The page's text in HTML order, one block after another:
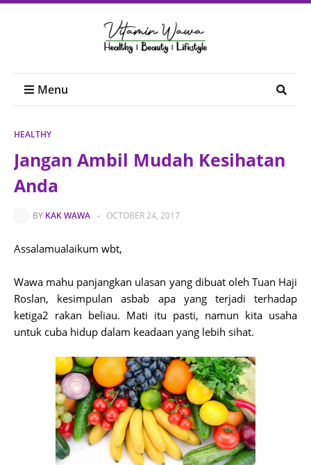
Menu
HEALTHY
Jangan Ambil Mudah Kesihatan
Anda
BY KAK WAWA - OCTOBER 24, 2017
Assalamualaikum wbt,
Wawa mahu panjangkan ulasan yang dibuat oleh Tuan Haji
Roslan, kesimpulan asbab apa yang terjadi terhadap
ketiga2 rakan beliau. Mati itu pasti, namun kita usaha
untuk cuba hidup dalam keadaan yang lebih sihat.